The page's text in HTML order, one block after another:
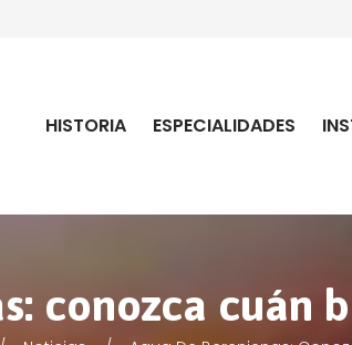
HISTORIA ESPECIALIDADES
conozca cuán